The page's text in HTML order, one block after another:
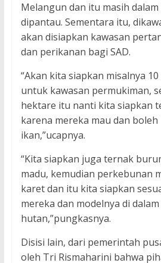
Melangun dan itu masih
dipantau. Sementara itu,
akan disiapkan kawasan
dan perikanan bagi SAD.
“Akan kita siapkan misalnya
untuk kawasan permukiman,
hektare itu nanti kita siapkan
karena mereka mau dan
ikan,”ucapnya.
“Kita siapkan juga ternak
madu, kemudian perkebunan
karet dan itu kita siapkan
mereka dan modelnya di
hutan,”pungkasnya.
Disisi lain, dari pemerintah
oleh Tri Rismaharini bahwa